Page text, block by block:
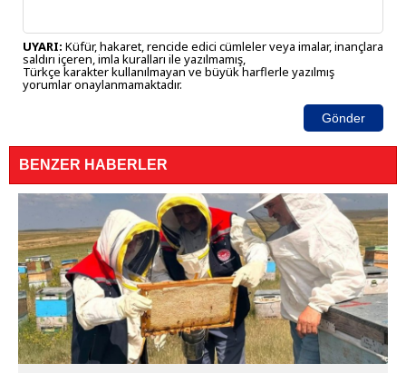
UYARI: Küfür, hakaret, rencide edici cümleler veya imalar, inançlara
saldırı içeren, imla kuralları ile yazılmamış,
Türkçe karakter kullanılmayan ve büyük harflerle yazılmış
yorumlar onaylanmamaktadır.
Gönder
BENZER HABERLER